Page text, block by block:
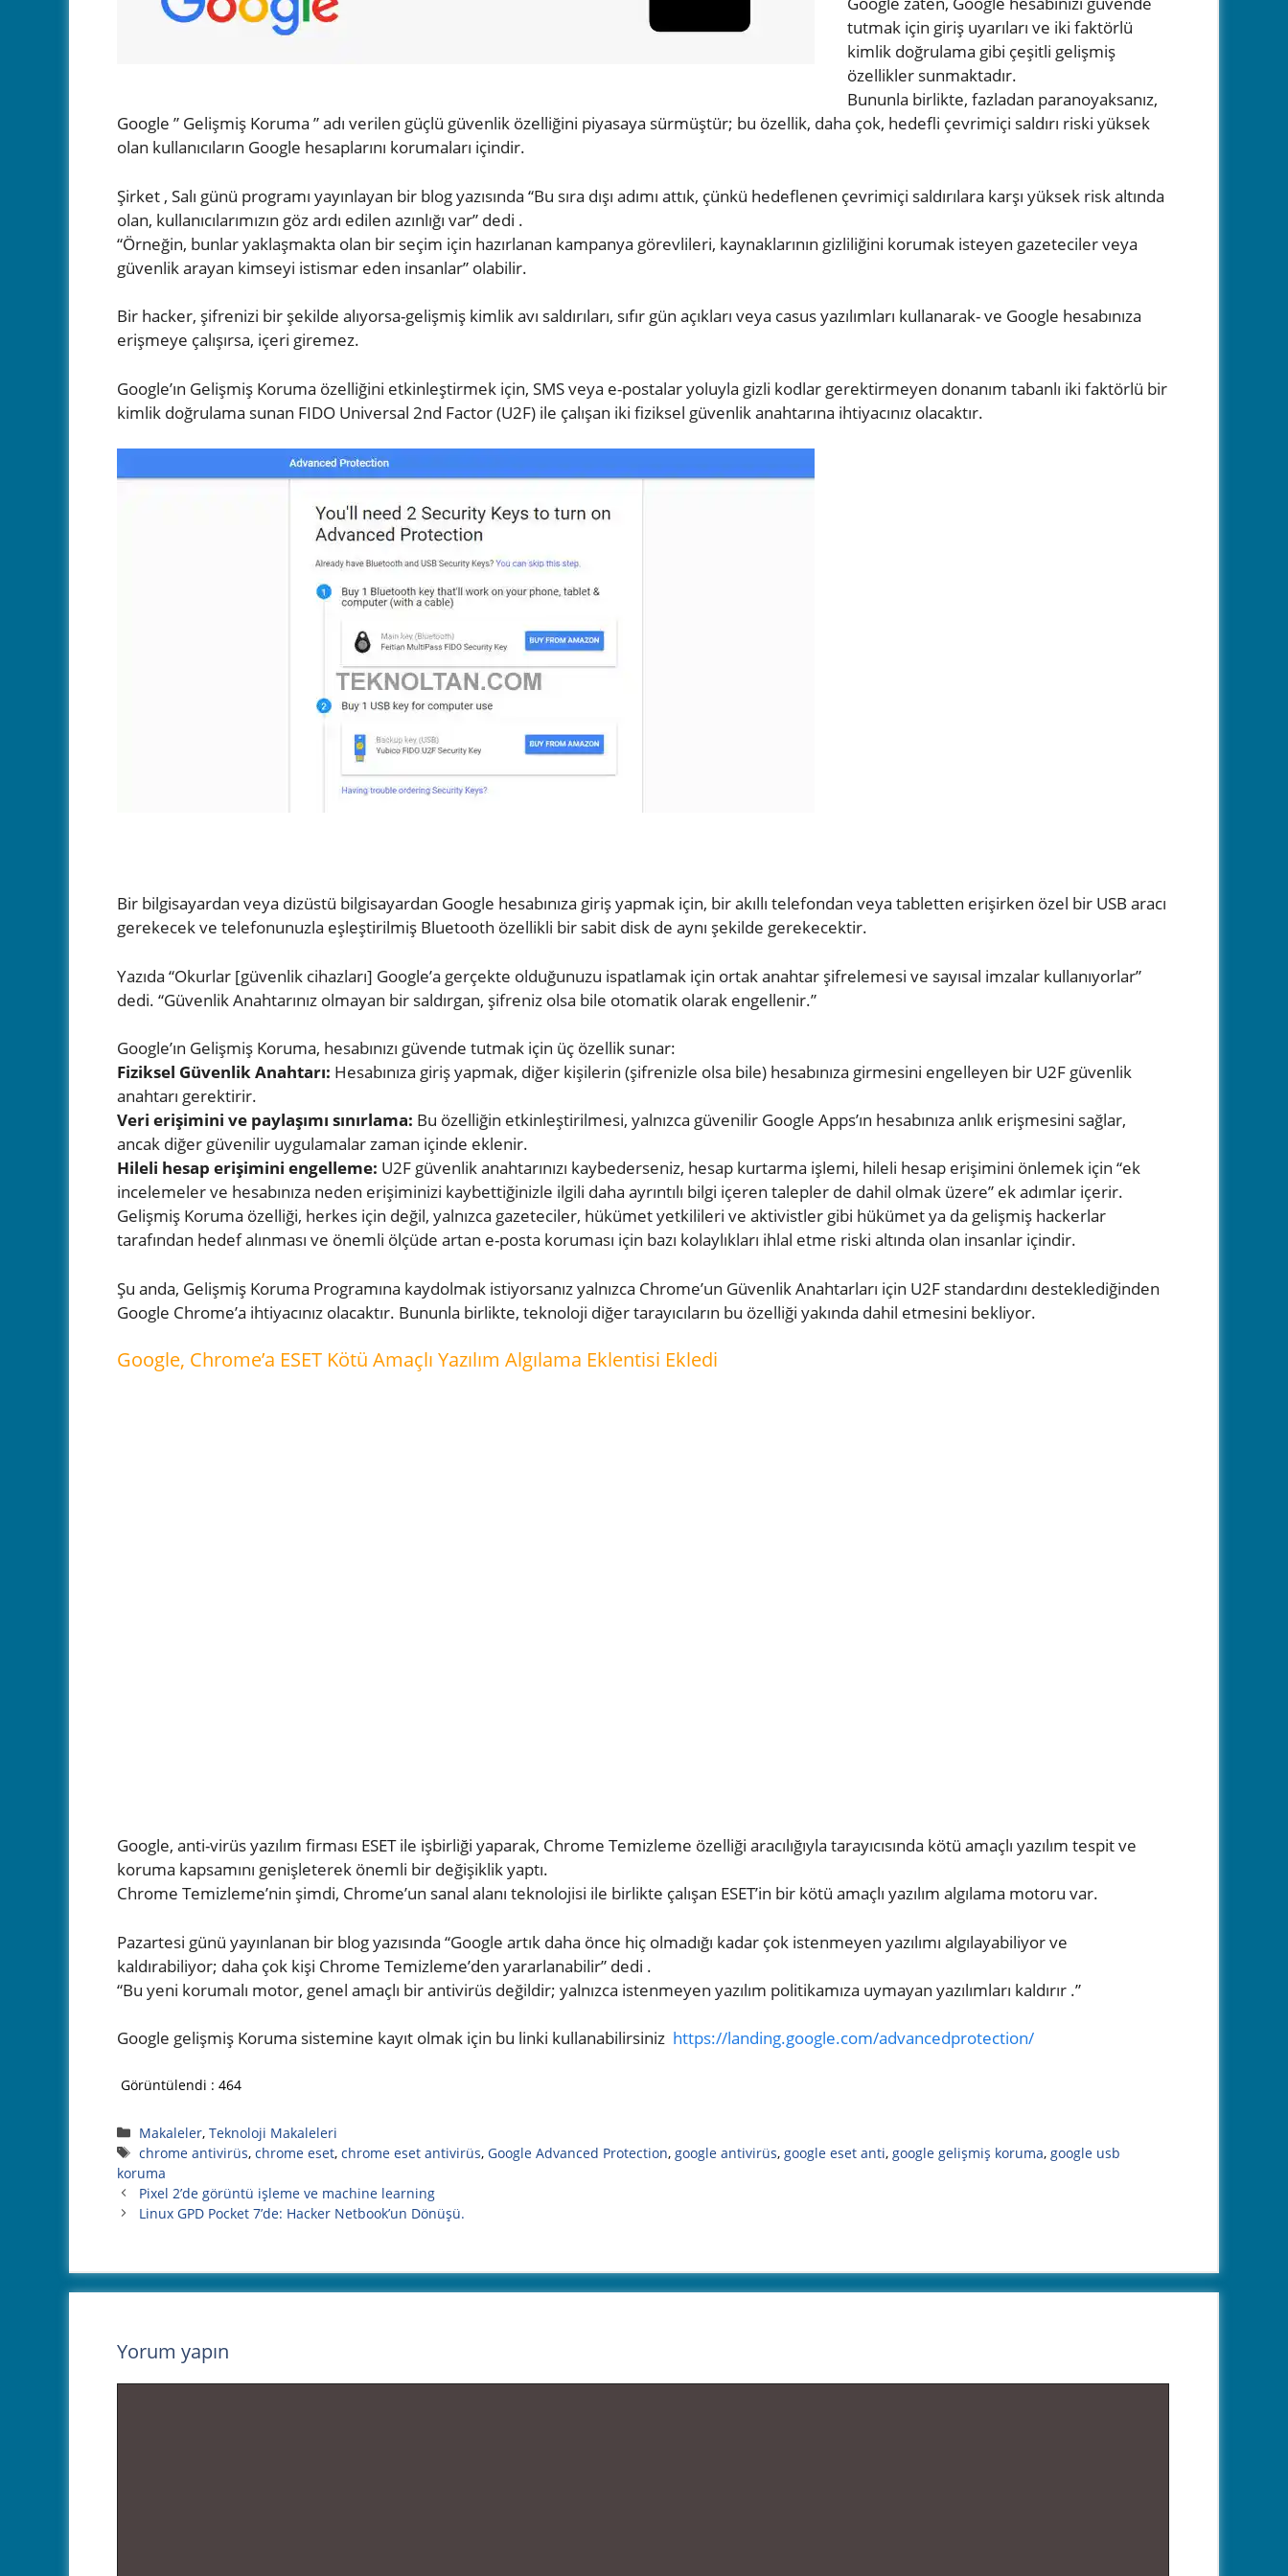
tutmak için giriş uyarıları ve iki faktörlü
kimlik doğrulama gibi çeşitli gelişmiş
özellikler sunmaktadır.
Bununla birlikte, fazladan paranoyaksanız,
Google ” Gelişmiş Koruma ” adı verilen güçlü güvenlik özelliğini piyasaya sürmüştür; bu özellik, daha çok, hedefli çevrimiçi saldırı riski yüksek
olan kullanıcıların Google hesaplarını korumaları içindir.
Şirket , Salı günü programı yayınlayan bir blog yazısında “Bu sıra dışı adımı attık, çünkü hedeflenen çevrimiçi saldırılara karşı yüksek risk altında
olan, kullanıcılarımızın göz ardı edilen azınlığı var” dedi .
“Örneğin, bunlar yaklaşmakta olan bir seçim için hazırlanan kampanya görevlileri, kaynaklarının gizliliğini korumak isteyen gazeteciler veya
güvenlik arayan kimseyi istismar eden insanlar” olabilir.
Bir hacker, şifrenizi bir şekilde alıyorsa-gelişmiş kimlik avı saldırıları, sıfır gün açıkları veya casus yazılımları kullanarak- ve Google hesabınıza
erişmeye çalışırsa, içeri giremez.
Google’ın Gelişmiş Koruma özelliğini etkinleştirmek için, SMS veya e-postalar yoluyla gizli kodlar gerektirmeyen donanım tabanlı iki faktörlü bir
kimlik doğrulama sunan FIDO Universal 2nd Factor (U2F) ile çalışan iki fiziksel güvenlik anahtarına ihtiyacınız olacaktır.
Bir bilgisayardan veya dizüstü bilgisayardan Google hesabınıza giriş yapmak için, bir akıllı telefondan veya tabletten erişirken özel bir USB aracı
gerekecek ve telefonunuzla eşleştirilmiş Bluetooth özellikli bir sabit disk de aynı şekilde gerekecektir.
Yazıda “Okurlar [güvenlik cihazları] Google’a gerçekte olduğunuzu ispatlamak için ortak anahtar şifrelemesi ve sayısal imzalar kullanıyorlar”
dedi. “Güvenlik Anahtarınız olmayan bir saldırgan, şifreniz olsa bile otomatik olarak engellenir.”
Google’ın Gelişmiş Koruma, hesabınızı güvende tutmak için üç özellik sunar:
Fiziksel Güvenlik Anahtarı: Hesabınıza giriş yapmak, diğer kişilerin (şifrenizle olsa bile) hesabınıza girmesini engelleyen bir U2F güvenlik
anahtarı gerektirir.
Veri erişimini ve paylaşımı sınırlama: Bu özelliğin etkinleştirilmesi, yalnızca güvenilir Google Apps’ın hesabınıza anlık erişmesini sağlar,
ancak diğer güvenilir uygulamalar zaman içinde eklenir.
Hileli hesap erişimini engelleme: U2F güvenlik anahtarınızı kaybederseniz, hesap kurtarma işlemi, hileli hesap erişimini önlemek için “ek
incelemeler ve hesabınıza neden erişiminizi kaybettiğinizle ilgili daha ayrıntılı bilgi içeren talepler de dahil olmak üzere” ek adımlar içerir.
Gelişmiş Koruma özelliği, herkes için değil, yalnızca gazeteciler, hükümet yetkilileri ve aktivistler gibi hükümet ya da gelişmiş hackerlar
tarafından hedef alınması ve önemli ölçüde artan e-posta koruması için bazı kolaylıkları ihlal etme riski altında olan insanlar içindir.
Şu anda, Gelişmiş Koruma Programına kaydolmak istiyorsanız yalnızca Chrome’un Güvenlik Anahtarları için U2F standardını desteklediğinden
Google Chrome’a ​​ihtiyacınız olacaktır. Bununla birlikte, teknoloji diğer tarayıcıların bu özelliği yakında dahil etmesini bekliyor.
Google, Chrome’a ​​ESET Kötü Amaçlı Yazılım Algılama Eklentisi Ekledi
Google, anti-virüs yazılım firması ESET ile işbirliği yaparak, Chrome Temizleme özelliği aracılığıyla tarayıcısında kötü amaçlı yazılım tespit ve
koruma kapsamını genişleterek önemli bir değişiklik yaptı.
Chrome Temizleme’nin şimdi, Chrome’un sanal alanı teknolojisi ile birlikte çalışan ESET’in bir kötü amaçlı yazılım algılama motoru var.
Pazartesi günü yayınlanan bir blog yazısında “Google artık daha önce hiç olmadığı kadar çok istenmeyen yazılımı algılayabiliyor ve
kaldırabiliyor; daha çok kişi Chrome Temizleme’den yararlanabilir” dedi .
“Bu yeni korumalı motor, genel amaçlı bir antivirüs değildir; yalnızca istenmeyen yazılım politikamıza uymayan yazılımları kaldırır .”
Google gelişmiş Koruma sistemine kayıt olmak için bu linki kullanabilirsiniz https://landing.google.com/advancedprotection/
Görüntülendi : 464
Kategoriler
Makaleler,Teknoloji Makaleleri
Etiketler
chrome antivirüs,chrome eset,chrome eset antivirüs,Google Advanced Protection, google antivirüs, google eset anti, google gelişmiş koruma, google usb
koruma
Pixel 2’de görüntü işleme ve machine learning
Linux GPD Pocket 7’de: Hacker Netbook’un Dönüşü.
Yorum yapın